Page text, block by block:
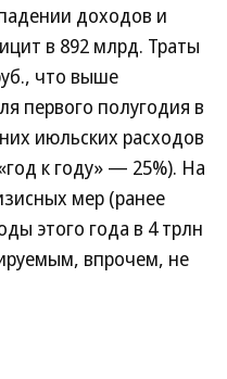
доходов и
в 892 млрд. Траты
что выше
первого полугодия в
июльских расходов
к году» — 25%). На
мер (ранее
этого года в 4 трлн
впрочем, не